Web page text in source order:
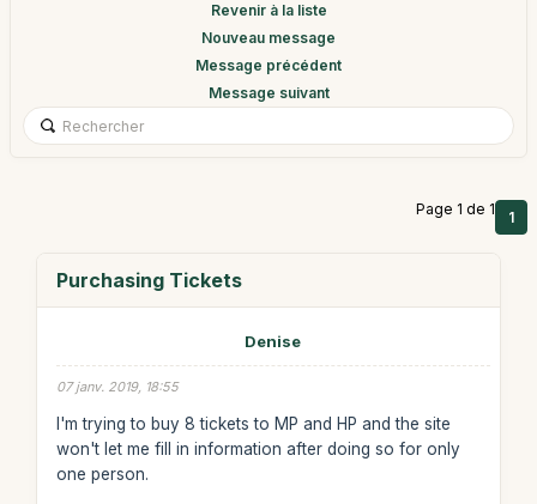
Revenir à la liste
Nouveau message
Message précédent
Message suivant
Page 1 de 1 1
Purchasing Tickets
Denise
07 janv. 2019, 18:55
I'm trying to buy 8 tickets to MP and HP and the site
won't let me fill in information after doing so for only
one person.